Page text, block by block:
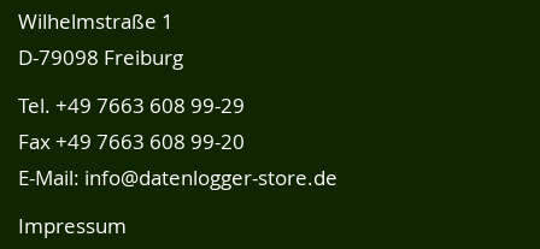
Wilhelmstraße 1
D-79098 Freiburg
Tel. +49 7663 608 99-29
Fax +49 7663 608 99-20
E-Mail: info@datenlogger-store.de
Impressum